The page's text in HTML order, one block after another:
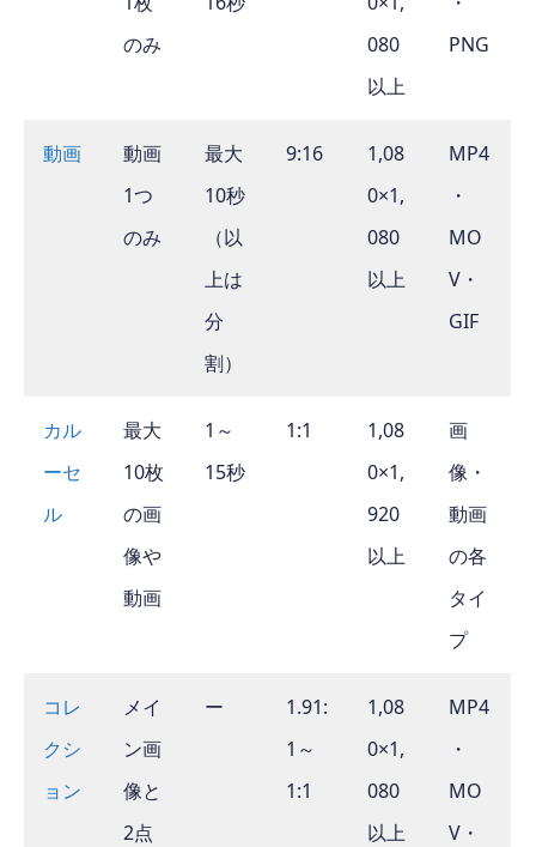
のみ
080
以上
PNG
動画
動画
1つ
のみ
最大
10秒
（以
上は
分
割）
9:16
1,08
0×1,
080
以上
MP4
・
MO
V・
GIF
カル
ーセ
ル
最大
10枚
の画
像や
動画
1～
15秒
1:1
1,08
0×1,
920
以上
画
像・
動画
の各
タイ
プ
コレ
クシ
ョン
メイ
ン画
像と
2点
ー
1.91:
1～
1:1
1,08
0×1,
080
以上
MP4
・
MO
V・